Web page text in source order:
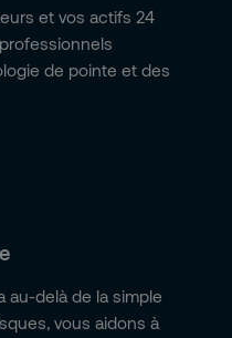
et vos actifs 24
de pointe et des
au-delà de la simple
vous aidons à